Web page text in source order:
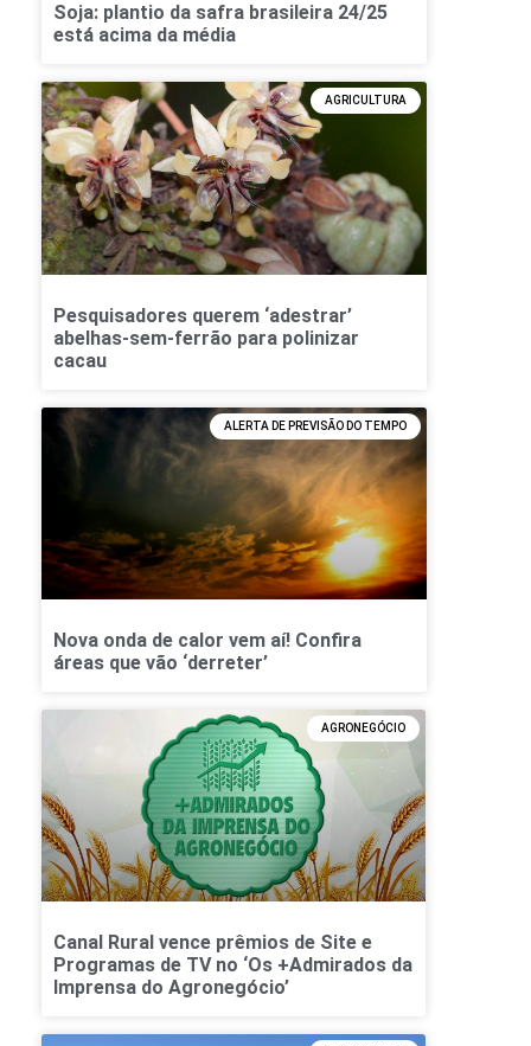
Soja: plantio da safra brasileira 24/25
está acima da média
AGRICULTURA
Pesquisadores querem ‘adestrar’
abelhas-sem-ferrão para polinizar
cacau
ALERTA DE PREVISÃO DO TEMPO
Nova onda de calor vem aí! Confira
áreas que vão ‘derreter’
AGRONEGÓCIO
Canal Rural vence prêmios de Site e
Programas de TV no ‘Os +Admirados da
Imprensa do Agronegócio’